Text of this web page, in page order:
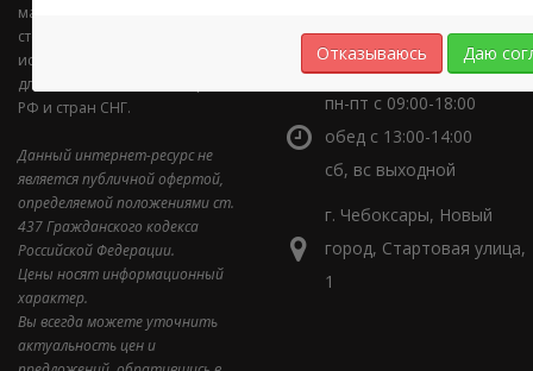
материалы как: пластмасса
стоматологическая, зубы
искусственные, зубы в бобинах
для стоматологического рынка
РФ и стран СНГ.
Данный интернет-ресурс не
является публичной офертой,
определяемой положениями ст.
437 Гражданского кодекса
Российской Федерации.
Цены носят информационный
характер.
Вы всегда можете уточнить
актуальность цен и
site@stompolimer.ru
пн-пт с 09:00-18:00
обед с 13:00-14:00
сб, вс выходной
г. Чебоксары, Новый
город, Стартовая улица,
1
Отказываюсь Даю